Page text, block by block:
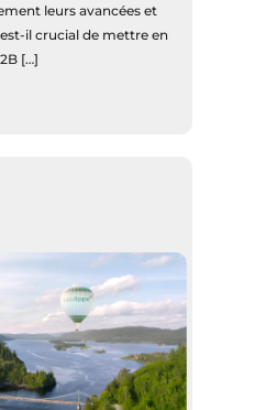
leurs avancées et
il crucial de mettre en
[…]